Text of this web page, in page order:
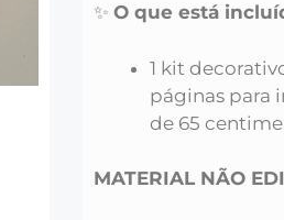
✨ O que está
1 kit
páginas para
de 65
MATERIAL NÃO